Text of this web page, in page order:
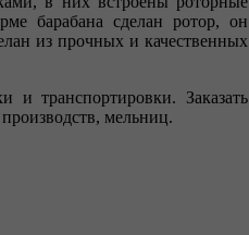
барабана сделан ротор, он
из прочных и качественных
и транспортировки. Заказать
мельниц.